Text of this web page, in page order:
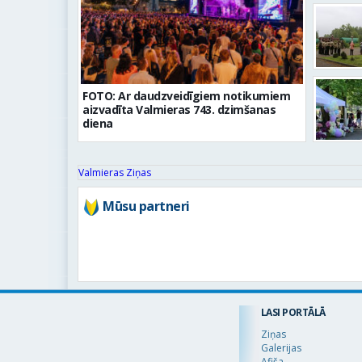
FOTO: Ar daudzveidīgiem notikumiem
aizvadīta Valmieras 743. dzimšanas
diena
Valmieras Ziņas
Mūsu partneri
LASI PORTĀLĀ
Ziņas
Galerijas